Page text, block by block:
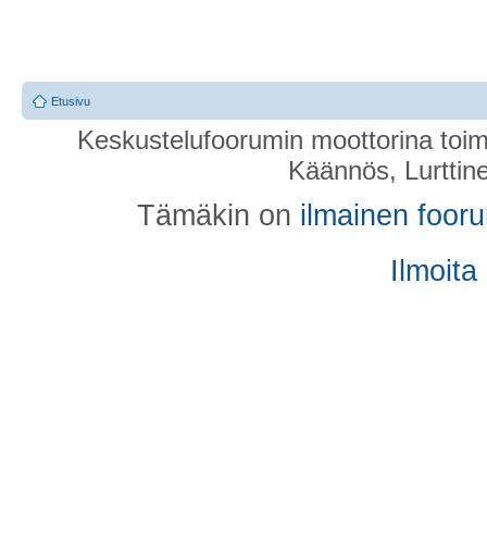
Etusivu
Keskustelufoorumin moottorina
Käännös,
Tämäkin on ilmainen